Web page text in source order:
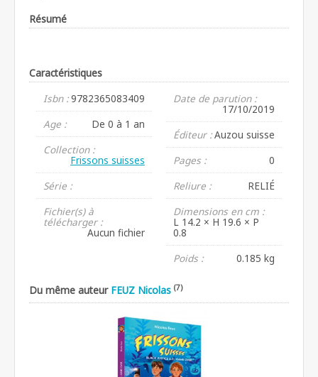
Résumé
Caractéristiques
Isbn :9782365083409
Age :
De 0 à 1 an
Collection :
Frissons suisses
Série :
Fichier(s) à
télécharger :
Aucun fichier
Date de parution :
17/10/2019
Éditeur :Auzou suisse
Pages :
0
Reliure :
RELIÉ
Dimensions en cm :
L 14.2 × H 19.6 × P
0.8
Poids :
0.185 kg
Du même auteur FEUZ Nicolas (7)